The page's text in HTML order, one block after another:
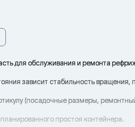
для обслуживания и ремонта
зависит стабильность
(посадочные размеры,
простоя контейнера.